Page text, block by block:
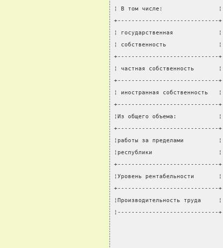
¦ В том числе:
+-----------------------------
¦ государственная
¦ собственность
+-----------------------------
¦ частная
+-----------------------------
¦ иностранная
+-----------------------------
¦Из общего объема:
+-----------------------------
¦работы за пределами
¦республики
+-----------------------------
¦Уровень
+-----------------------------
¦Производительность
¦-----------------------------